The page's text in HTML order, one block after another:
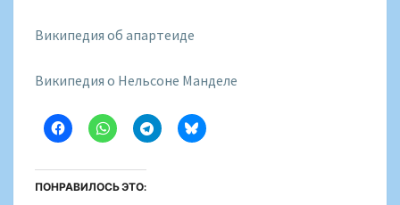
Википедия об апартеиде
Википедия о Нельсоне Манделе
ПОНРАВИЛОСЬ ЭТО: